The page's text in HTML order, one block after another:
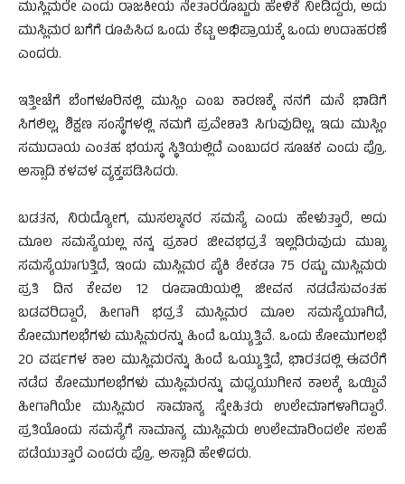
ಮುಸ್ಲಿಮರೇ ಎಂದು ರಾಜಕೀಯ ನೇತಾರರೊಬ್ಬರು ಹೇಳಿಕೆ ನೀಡಿದ್ದರು, ಅದು
ಮುಸ್ಲಿಮರ ಬಗೆಗೆ ರೂಪಿಸಿದ ಒಂದು ಕೆಟ್ಟ ಅಭಿಪ್ರಾಯಕ್ಕೆ ಒಂದು ಉದಾಹರಣೆ
ಎಂದರು.
ಇತ್ತೀಚೆಗೆ ಬೆಂಗಳೂರಿನಲ್ಲಿ ಮುಸ್ಲಿಂ ಎಂಬ ಕಾರಣಕ್ಕೆ ನನಗೆ ಮನೆ ಭಾಡಿಗೆ
ಸಿಗಲಿಲ್ಲ, ಶಿಕ್ಷಣ ಸಂಸ್ಥೆಗಳಲ್ಲಿ ನಮಗೆ ಪ್ರವೇಶಾತಿ ಸಿಗುವುದಿಲ್ಲ, ಇದು ಮುಸ್ಲಿಂ
ಸಮುದಾಯ ಎಂತಹ ಭಯಸ್ಥ ಸ್ಥಿತಿಯಲ್ಲಿದೆ ಎಂಬುದರ ಸೂಚಕ ಎಂದು ಪ್ರೊ.
ಅಸ್ಸಾದಿ ಕಳವಳ ವ್ಯಕ್ತಪಡಿಸಿದರು.
ಬಡತನ, ನಿರುದ್ಯೋಗ, ಮುಸಲ್ಮಾನರ ಸಮಸ್ಯೆ ಎಂದು ಹೇಳುತ್ತಾರೆ, ಅದು
ಮೂಲ ಸಮಸ್ಯೆಯಲ್ಲ ನನ್ನ ಪ್ರಕಾರ ಜೀವಭದ್ರತೆ ಇಲ್ಲದಿರುವುದು ಮುಖ್ಯ
ಸಮಸ್ಯೆಯಾಗುತ್ತಿದೆ, ಇಂದು ಮುಸ್ಲಿಮರ ಪೈಕಿ ಶೇಕಡಾ 75 ರಷ್ಟು ಮುಸ್ಲಿಮರು
ಪ್ರತಿ ದಿನ ಕೇವಲ 12 ರೂಪಾಯಿಯಲ್ಲಿ ಜೀವನ ನಡಡೆಸುವಂತಹ
ಬಡವರಿದ್ದಾರೆ, ಹೀಗಾಗಿ ಭದ್ರತೆ ಮುಸ್ಲಿಮರ ಮೂಲ ಸಮಸ್ಯೆಯಾಗಿದೆ,
ಕೋಮುಗಲಭೆಗಳು ಮುಸ್ಲಿಮರನ್ನು ಹಿಂದೆ ಒಯ್ಯುತ್ತಿವೆ. ಒಂದು ಕೋಮುಗಲಭೆ
20 ವರ್ಷಗಳ ಕಾಲ ಮುಸ್ಲಿಮರನ್ನು ಹಿಂದೆ ಒಯ್ಯುತ್ತಿದೆ, ಭಾರತದಲ್ಲಿ ಈವರೆಗೆ
ನಡೆದ ಕೋಮುಗಲಭೆಗಳು ಮುಸ್ಲಿಮರನ್ನು ಮಧ್ಯಯುಗೀನ ಕಾಲಕ್ಕೆ ಒಯ್ದಿವೆ
ಹೀಗಾಗಿಯೇ ಮುಸ್ಲಿಮರ ಸಾಮಾನ್ಯ ಸ್ನೇಹಿತರು ಉಲೇಮಾಗಳಾಗಿದ್ದಾರೆ.
ಪ್ರತಿಯೊಂದು ಸಮಸ್ಯೆಗೆ ಸಾಮಾನ್ಯ ಮುಸ್ಲಿಮರು ಉಲೇಮಾರಿಂದಲೇ ಸಲಹೆ
ಪಡೆಯುತ್ತಾರೆ ಎಂದರು ಪ್ರೊ. ಅಸ್ಸಾದಿ ಹೇಳಿದರು.